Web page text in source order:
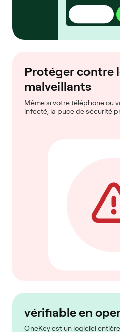
Protéger contre
malveillants
Même si votre téléphone ou
infecté, la puce de sécurité
vérifiable en
OneKey est un logiciel